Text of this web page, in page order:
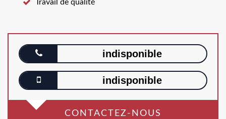
Travail de qualité
indisponible
indisponible
CONTACTEZ-NOUS